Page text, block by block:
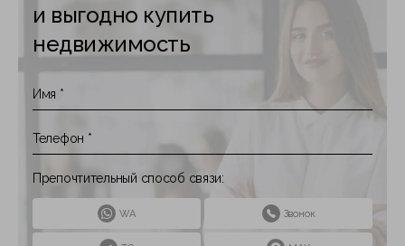
и выгодно купить
недвижимость
Препочтительный способ связи:
WA Звонок